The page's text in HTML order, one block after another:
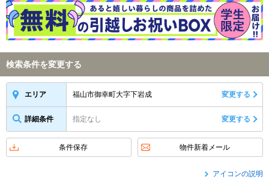
検索条件を変更する
エリア 福山市御幸町大字下岩成 変更する
詳細条件 指定なし 変更する
条件保存 物件新着メール
アイコンの説明